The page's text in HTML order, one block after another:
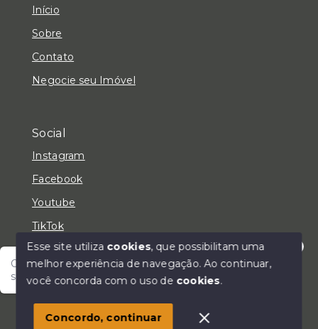
Olá! Fale com um de nossos corretores e encontre
seu lar!
Início
Sobre
Contato
Negocie seu Imóvel
Social
Instagram
Facebook
Youtube
TikTok
© Copyright 2026 - LC Negócios Imobiliários - Todos
SITE PARA IMOBILIARIA
Esse site utiliza cookies, que possibilitam uma
melhor experiência de navegação.Ao continuar,
você concorda com o uso de cookies.
Concordo, continuar